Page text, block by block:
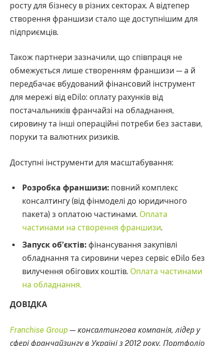
росту для бізнесу в різних секторах. А відтепер
створення франшизи стало ще доступнішим для
підприємців.
Також партнери зазначили, що співпраця не
обмежується лише створенням франшизи — а й
передбачає вбудований фінансовий інструмент
для мережі від eDilo: оплату рахунків від
постачальників франчайзі на обладнання,
сировину та інші операційні потреби без застави,
поруки та валютних ризиків.
Доступні інструменти для масштабування:
Розробка франшизи: повний комплекс
консалтингу (від фінмоделі до юридичного
пакета) з оплатою частинами. Оплата
частинами на створення франшизи.
Запуск об’єктів:фінансування закупівлі
обладнання та сировини через сервіс eDilo без
вилучення обігових коштів. Оплата частинами
на обладнання.
ДОВІДКА
Franchise Group — консалтингова компанія, лідер у
сфері франчайзингу в Україні з 2012 року. Портфоліо